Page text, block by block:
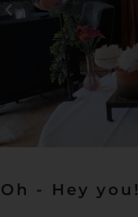
Oh - Hey you!